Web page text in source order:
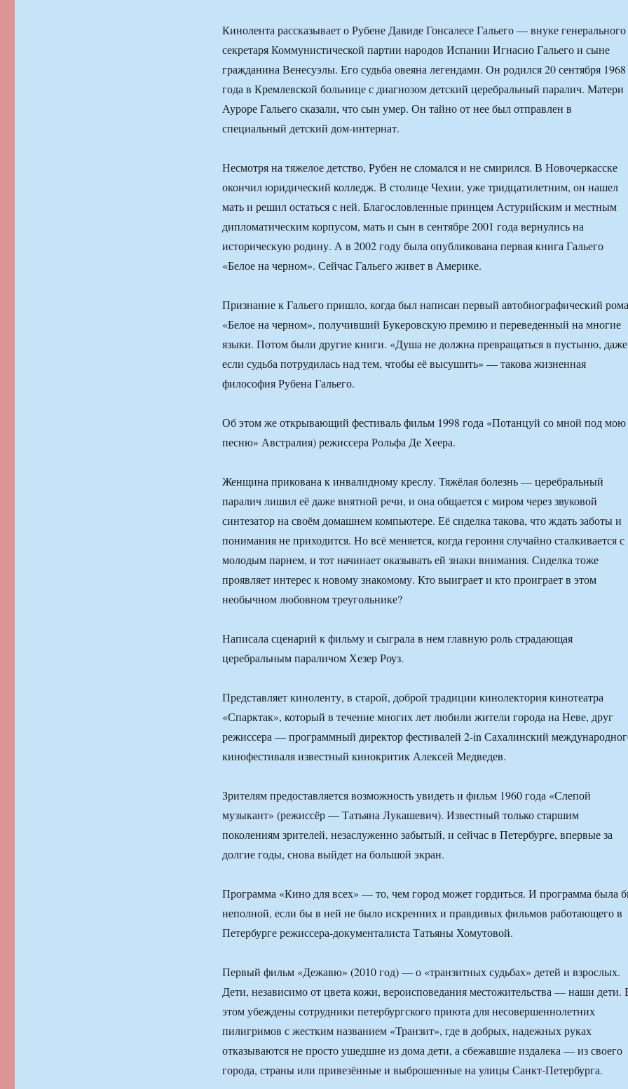
Кинолента рассказывает о Рубене Давиде Гонсалесе Гальего — внуке генерального
секретаря Коммунистической партии народов Испании Игнасио Гальего и сыне
гражданина Венесуэлы. Его судьба овеяна легендами. Он родился 20 сентября 1968
года в Кремлевской больнице с диагнозом детский церебральный паралич. Матери
Ауроре Гальего сказали, что сын умер. Он тайно от нее был отправлен в
специальный детский дом-интернат.
Несмотря на тяжелое детство, Рубен не сломался и не смирился. В Новочеркасске
окончил юридический колледж. В столице Чехии, уже тридцатилетним, он нашел
мать и решил остаться с ней. Благословленные принцем Астурийским и местным
дипломатическим корпусом, мать и сын в сентябре 2001 года вернулись на
историческую родину. А в 2002 году была опубликована первая книга Гальего
«Белое на черном». Сейчас Гальего живет в Америке.
Признание к Гальего пришло, когда был написан первый автобиографический
«Белое на черном», получивший Букеровскую премию и переведенный на многие
языки. Потом были другие книги. «Душа не должна превращаться в пустыню, даже
если судьба потрудилась над тем, чтобы её высушить» — такова жизненная
философия Рубена Гальего.
Об этом же открывающий фестиваль фильм 1998 года «Потанцуй со мной под мою
песню» Австралия) режиссера Рольфа Де Хеера.
Женщина прикована к инвалидному креслу. Тяжёлая болезнь — церебральный
паралич лишил её даже внятной речи, и она общается с миром через звуковой
синтезатор на своём домашнем компьютере. Её сиделка такова, что ждать заботы и
понимания не приходится. Но всё меняется, когда героиня случайно сталкивается с
молодым парнем, и тот начинает оказывать ей знаки внимания. Сиделка тоже
проявляет интерес к новому знакомому. Кто выиграет и кто проиграет в этом
необычном любовном треугольнике?
Написала сценарий к фильму и сыграла в нем главную роль страдающая
церебральным параличом Хезер Роуз.
Представляет киноленту, в старой, доброй традиции кинолектория кинотеатра
«Спарктак», который в течение многих лет любили жители города на Неве, друг
режиссера — программный директор фестивалей 2-in Сахалинский
кинофестиваля известный кинокритик Алексей Медведев.
Зрителям предоставляется возможность увидеть и фильм 1960 года «Слепой
музыкант» (режиссёр — Татьяна Лукашевич). Известный только старшим
поколениям зрителей, незаслуженно забытый, и сейчас в Петербурге, впервые за
долгие годы, снова выйдет на большой экран.
Программа «Кино для всех» — то, чем город может гордиться. И программа была
неполной, если бы в ней не было искренних и правдивых фильмов работающего в
Петербурге режиссера-документалиста Татьяны Хомутовой.
Первый фильм «Дежавю» (2010 год) — о «транзитных судьбах» детей и взрослых.
Дети, независимо от цвета кожи, вероисповедания местожительства — наши дети.
этом убеждены сотрудники петербургского приюта для несовершеннолетних
пилигримов с жестким названием «Транзит», где в добрых, надежных руках
отказываются не просто ушедшие из дома дети, а сбежавшие издалека — из своего
города, страны или привезённые и выброшенные на улицы Санкт-Петербурга.